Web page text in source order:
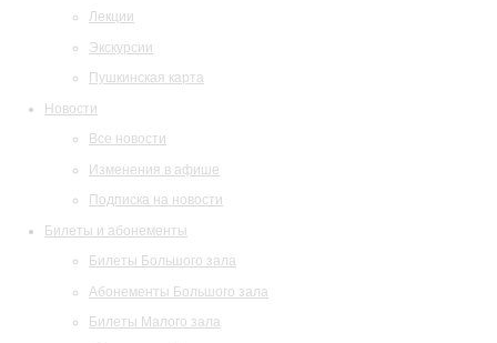
Лекции
Экскурсии
Пушкинская карта
Новости
Все новости
Изменения в афише
Подписка на новости
Билеты и абонементы
Билеты Большого зала
Абонементы Большого зала
Билеты Малого зала